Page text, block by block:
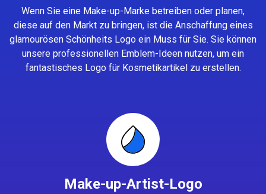
Wenn Sie eine Make-up-Marke betreiben oder planen,
diese auf den Markt zu bringen, ist die Anschaffung eines
glamourösen Schönheits Logo ein Muss für Sie. Sie können
unsere professionellen Emblem-Ideen nutzen, um ein
fantastisches Logo für Kosmetikartikel zu erstellen.
Make-up-Artist-Logo